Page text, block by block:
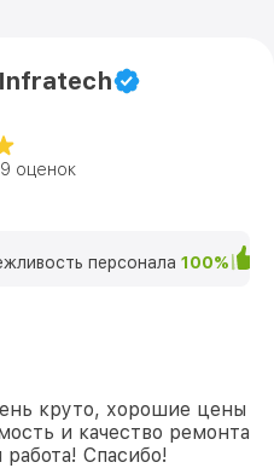
оценок
персонала 100%
круто, хорошие цены
и качество ремонта
Спасибо!